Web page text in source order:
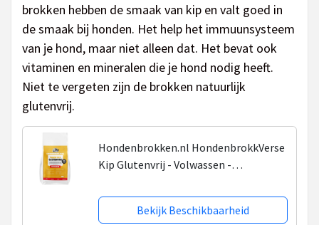
brokken hebben de smaak van kip en valt goed in
de smaak bij honden. Het help het immuunsysteem
van je hond, maar niet alleen dat. Het bevat ook
vitaminen en mineralen die je hond nodig heeft.
Niet te vergeten zijn de brokken natuurlijk
glutenvrij.
Hondenbrokken.nl HondenbrokkVerse
Kip Glutenvrij - Volwassen -
Bekijk Beschikbaarheid